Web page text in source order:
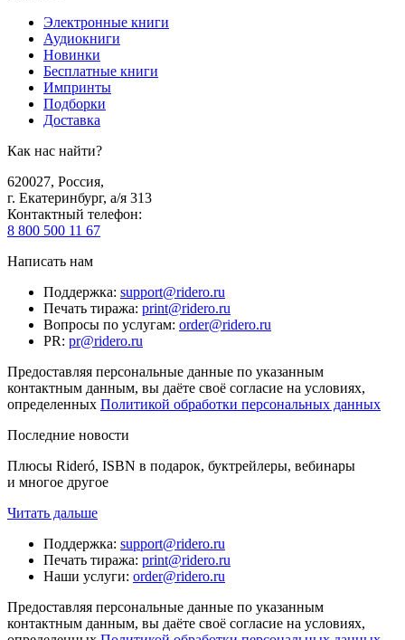
Электронные книги
Аудиокниги
Новинки
Бесплатные книги
Импринты
Подборки
Доставка
Как нас найти?
620027, Россия,
г. Екатеринбург, а/я 313
Контактный телефон:
8 800 500 11 67
Написать нам
Поддержка: support@ridero.ru
Печать тиража: print@ridero.ru
Вопросы по услугам: order@ridero.ru
PR: pr@ridero.ru
Предоставляя персональные данные по указанным
контактным данным, вы даёте своё согласие на условиях,
определенных Политикой обработки персональных данных
Последние новости
Плюсы Rideró, ISBN в подарок, буктрейлеры, вебинары
и многое другое
Читать дальше
Поддержка: support@ridero.ru
Печать тиража: print@ridero.ru
Наши услуги: order@ridero.ru
Предоставляя персональные данные по указанным
контактным данным, вы даёте своё согласие на условиях,